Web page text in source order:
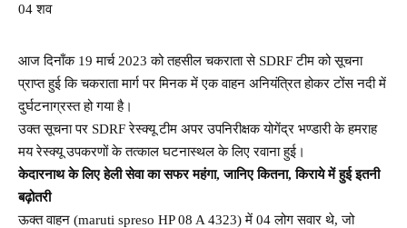
04 शव
आज दिनाँक 19 मार्च 2023 को तहसील चकराता से SDRF टीम को सूचना
प्राप्त हुई कि चकराता मार्ग पर मिनक में एक वाहन अनियंत्रित होकर टोंस नदी में
दुर्घटनाग्रस्त हो गया है।
उक्त सूचना पर SDRF रेस्क्यू टीम अपर उपनिरीक्षक योगेंद्र भण्डारी के हमराह
मय रेस्क्यू उपकरणों के तत्काल घटनास्थल के लिए रवाना हुई।
केदारनाथ के लिए हेली सेवा का सफर महंगा, जानिए कितना, किराये में हुई इतनी
बढ़ोतरी
ऊक्त वाहन (maruti spreso HP 08 A 4323) में 04 लोग सवार थे, जो